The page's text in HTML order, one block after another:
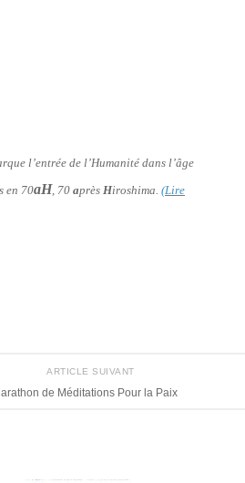
l’entrée de l’Humanité dans l’âge
en 70aH, 70 après Hiroshima. (Lire
ARTICLE SUIVANT
de Méditations Pour la Paix